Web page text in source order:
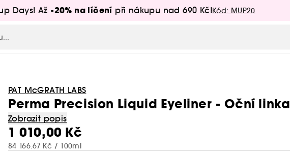
Days! Až -20% na líčení při nákupu nad 690 Kč!Kód: MUP20
PAT McGRATH LABS
Perma Precision Liquid Eyeliner - Oční linka
Zobrazit popis
1 010,00 Kč
84 166.67 Kč / 100ml